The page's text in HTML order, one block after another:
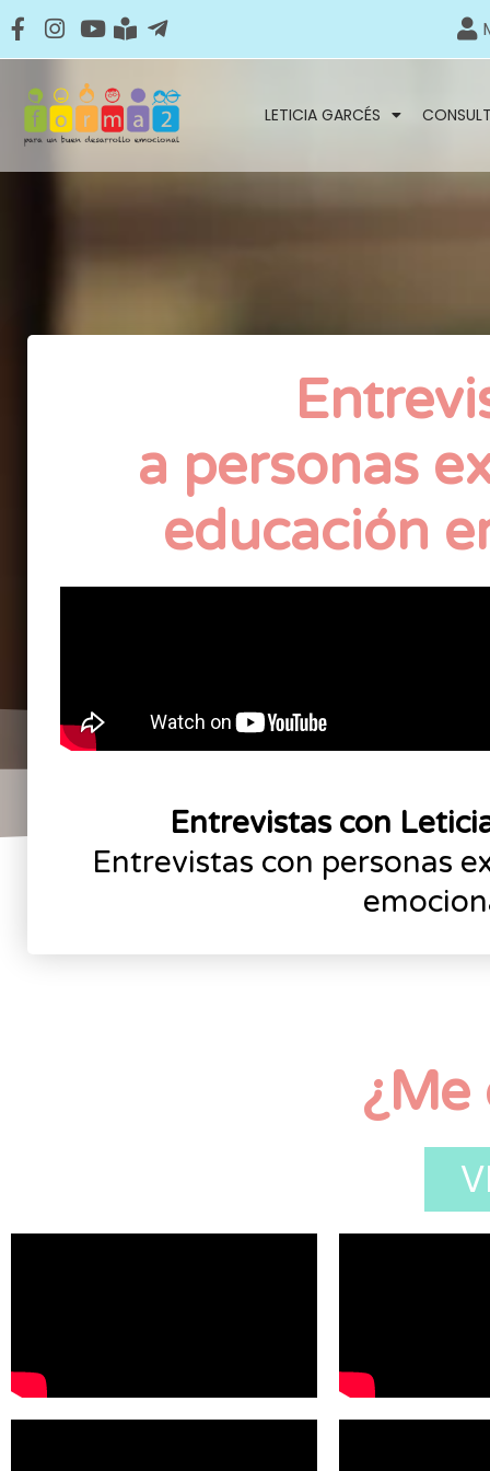
LETICIA GARCÉS
a personas
educación
Entrevistas con
Entrevistas con personas
¿Me